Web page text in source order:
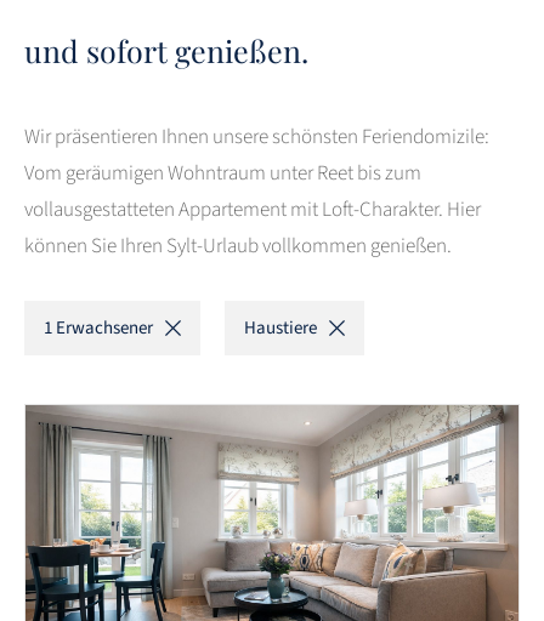
und sofort genießen.
Wir präsentieren Ihnen unsere schönsten Feriendomizile:
Vom geräumigen Wohntraum unter Reet bis zum
vollausgestatteten Appartement mit Loft-Charakter. Hier
können Sie Ihren Sylt-Urlaub vollkommen genießen.
1 Erwachsener Haustiere